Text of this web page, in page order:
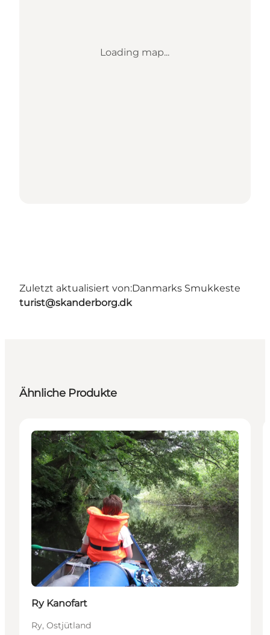
Loading map...
Zuletzt aktualisiert von:Danmarks Smukkeste
turist@skanderborg.dk
Ähnliche Produkte
Aktivitäten
Ry Kanofart
Ry, Ostjütland